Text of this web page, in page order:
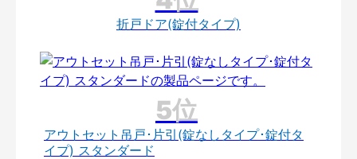
折戸ドア(錠付タイプ)
アウトセット吊戸･片引(錠なしタイプ･錠付タ
イプ) スタンダード